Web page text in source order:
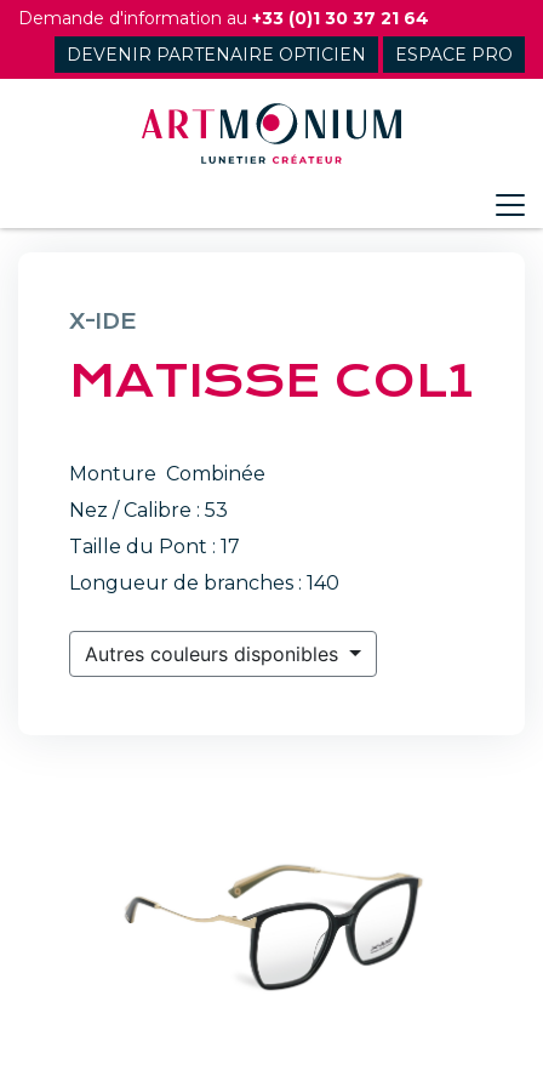
Skip
content
Demande d'information au +33 (0)1 30 37 21 64
DEVENIR PARTENAIRE OPTICIEN
ESPACE PRO
X-IDE
MATISSE COL1
Monture Combinée
Nez / Calibre : 53
Taille du Pont : 17
Longueur de branches : 140
Autres couleurs disponibles